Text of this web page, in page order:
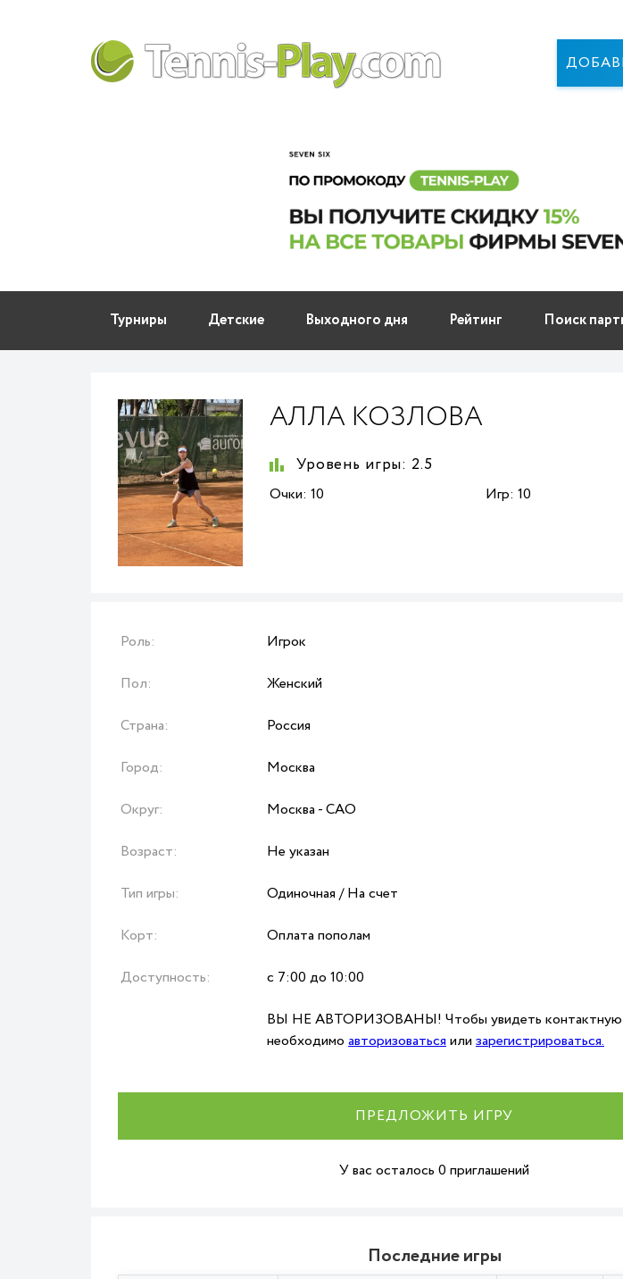
Турниры Детские Выходного дня Рейтинг Поиск
АЛЛА КОЗЛОВА
Уровень игры: 2.5
Очки: 10 Игр: 10
Роль: Игрок
Пол: Женский
Страна: Россия
Город: Москва
Округ: Москва - САО
Возраст: Не указан
Тип игры: Одиночная / На счет
Корт: Оплата пополам
Доступность: с 7:00 до 10:00
ВЫ НЕ АВТОРИЗОВАНЫ! Чтобы увидеть контактную
необходимо авторизоватьсяили зарегистрироваться.
ПРЕДЛОЖИТЬ ИГРУ
У вас осталось 0 приглашений
Последние игры